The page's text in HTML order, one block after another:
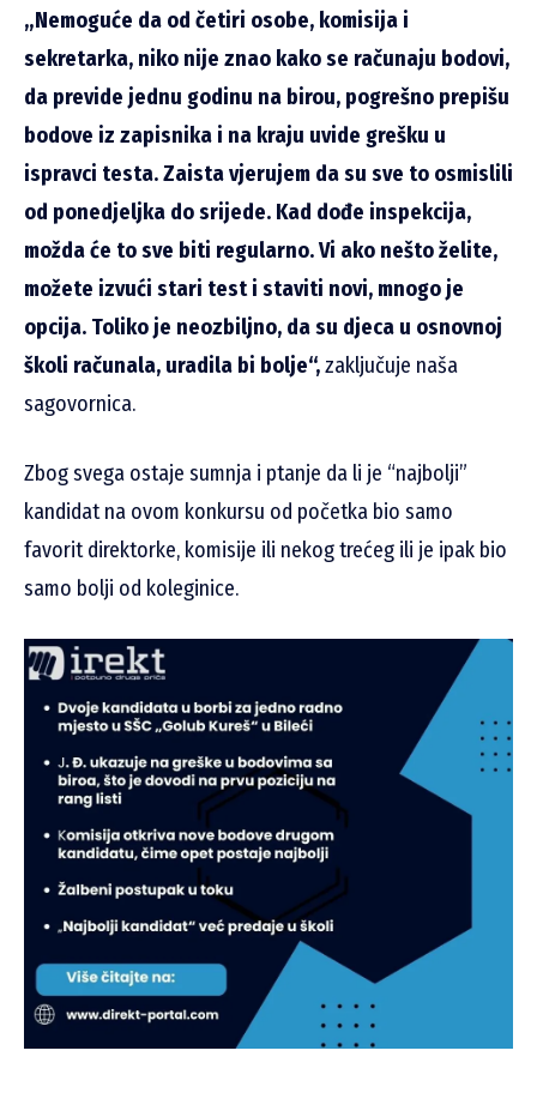
„Nemoguće da od četiri osobe, komisija i
sekretarka, niko nije znao kako se računaju bodovi,
da previde jednu godinu na birou, pogrešno prepišu
bodove iz zapisnika i na kraju uvide grešku u
ispravci testa. Zaista vjerujem da su sve to osmislili
od ponedjeljka do srijede. Kad dođe inspekcija,
možda će to sve biti regularno. Vi ako nešto želite,
možete izvući stari test i staviti novi, mnogo je
opcija. Toliko je neozbiljno, da su djeca u osnovnoj
školi računala, uradila bi bolje“,zaključuje naša
sagovornica.
Zbog svega ostaje sumnja i ptanje da li je “najbolji”
kandidat na ovom konkursu od početka bio samo
favorit direktorke, komisije ili nekog trećeg ili je ipak bio
samo bolji od koleginice.